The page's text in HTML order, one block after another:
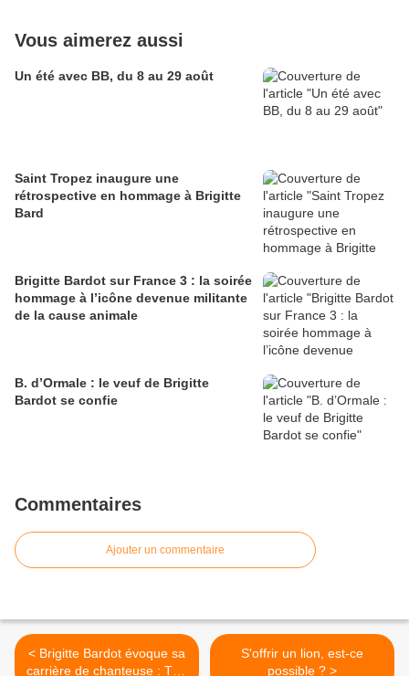
Vous aimerez aussi
Un été avec BB, du 8 au 29 août
Saint Tropez inaugure une
rétrospective en hommage à Brigitte
Bard
Brigitte Bardot sur France 3 : la soirée
hommage à l’icône devenue militante
de la cause animale
B. d’Ormale : le veuf de Brigitte
Bardot se confie
Commentaires
Ajouter un commentaire
< Brigitte Bardot évoque sa
carrière de chanteuse : TV5
S'offrir un lion, est-ce
possible ? >